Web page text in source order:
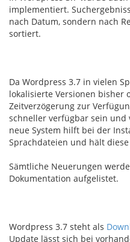
implementiert.
nach Datum, sondern nach
sortiert.
Da Wordpress 3.7 in vielen
lokalisierte Versionen bisher
Zeitverzögerung zur
schneller verfügbar sein und
neue System hilft bei der
Sprachdateien und hält
Sämtliche Neuerungen
Dokumentation aufgelistet.
Wordpress 3.7 steht als
Update lässt sich bei